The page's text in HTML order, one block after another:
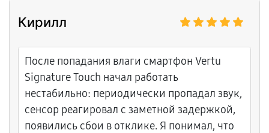
Кирилл
После попадания влаги смартфон Vertu
Signature Touch начал работать
нестабильно: периодически пропадал звук,
сенсор реагировал с заметной задержкой,
появились сбои в отклике. Я понимал, что